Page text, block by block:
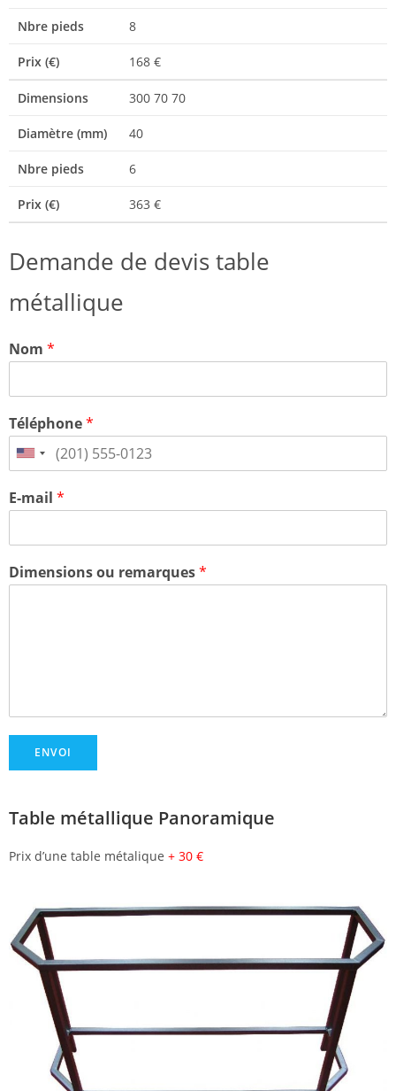
Nbre pieds 8
Prix (€) 168 €
Dimensions 300 70 70
Diamètre (mm) 40
Nbre pieds 6
Prix (€) 363 €
Demande de devis table
métallique
Nom *
Téléphone*
E-mail *
Dimensions ou remarques*
ENVOI
Table métallique Panoramique
Prix d’une table métalique + 30 €